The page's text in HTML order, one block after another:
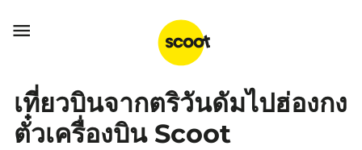

เที่ยวบินจากตริวันดัมไปฮ่องกง
ตั๋วเครื่องบิน Scoot